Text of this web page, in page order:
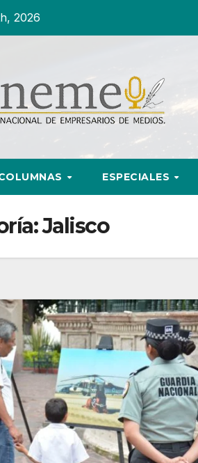
2026
ESPECIALES
Jalisco